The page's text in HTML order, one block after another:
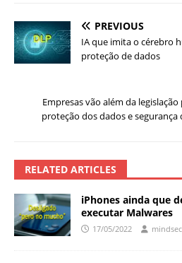
PREVIOUS
IA que imita o cérebro
proteção de dados
Empresas vão além da
proteção dos dados e segurança
RELATED ARTICLES
iPhones ainda que
executar Malwares
17/05/2022